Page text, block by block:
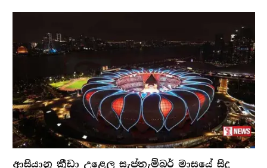
ආසියානු ක්‍රීඩා උළෙල සැප්තැම්බර් මාසයේ සිදු